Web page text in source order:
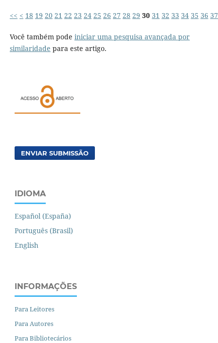
<< < 18 19 20 21 22 23 24 25 26 27 28 29 30 31 32 33 34 35 36 37
Você também pode iniciar uma pesquisa avançada por
similaridade para este artigo.
ENVIAR SUBMISSÃO
IDIOMA
Español (España)
Português (Brasil)
English
INFORMAÇÕES
Para Leitores
Para Autores
Para Bibliotecários